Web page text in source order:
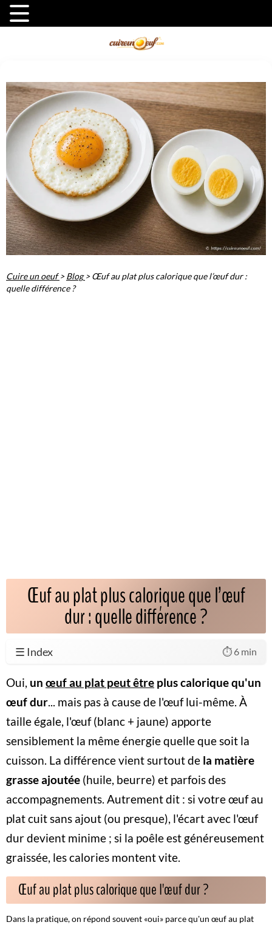
Cuire un oeuf >Blog >Œuf au plat plus calorique que l’œuf dur :
quelle différence ?
Œuf au plat plus calorique que l’œuf
dur : quelle différence ?
☰ Index ⏱️ 6 min
Oui, un œuf au plat peut être plus calorique qu'un
œuf dur... mais pas à cause de l'œuf lui-même. À
taille égale, l'œuf (blanc + jaune) apporte
sensiblement la même énergie quelle que soit la
cuisson. La différence vient surtout de la matière
grasse ajoutée (huile, beurre) et parfois des
accompagnements. Autrement dit : si votre œuf au
plat cuit sans ajout (ou presque), l'écart avec l'œuf
dur devient minime ; si la poêle est généreusement
graissée, les calories montent vite.
Œuf au plat plus calorique que l'œuf dur ?
Dans la pratique, on répond souvent «oui» parce qu'un œuf au plat